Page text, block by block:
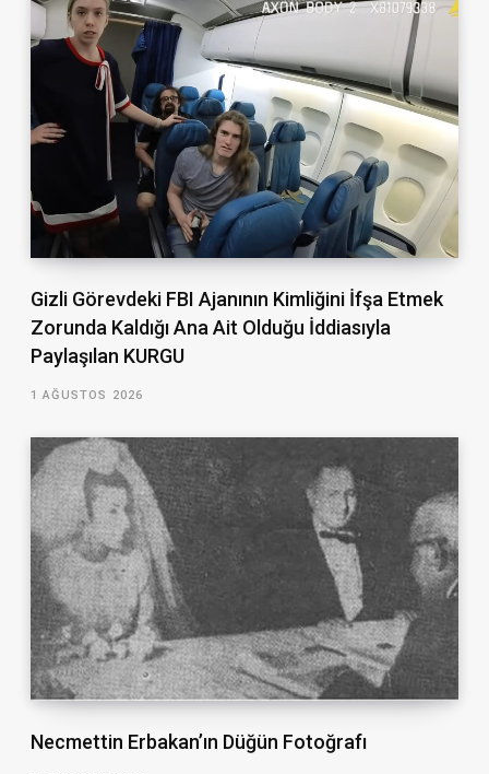
Gizli Görevdeki FBI Ajanının Kimliğini İfşa Etmek
Zorunda Kaldığı Ana Ait Olduğu İddiasıyla
Paylaşılan KURGU
1 AĞUSTOS 2026
Necmettin Erbakan’ın Düğün Fotoğrafı